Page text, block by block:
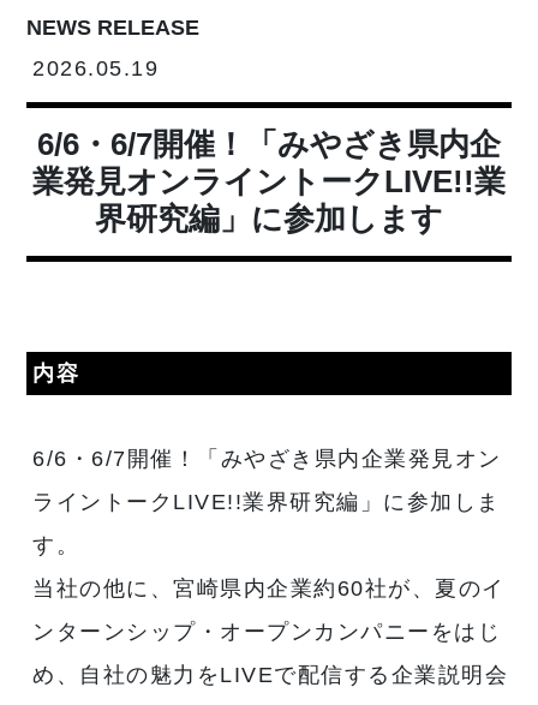
NEWS RELEASE
2026.05.19
6/6・6/7開催！「みやざき県内企
業発見オンライントークLIVE!!業
界研究編」に参加します
内容
6/6・6/7開催！「みやざき県内企業発見オン
ライントークLIVE!!業界研究編」に参加しま
す。
当社の他に、宮崎県内企業約60社が、夏のイ
ンターンシップ・オープンカンパニーをはじ
め、自社の魅力をLIVEで配信する企業説明会